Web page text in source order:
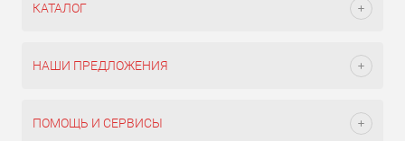
КАТАЛОГ
НАШИ ПРЕДЛОЖЕНИЯ
ПОМОЩЬ И СЕРВИСЫ